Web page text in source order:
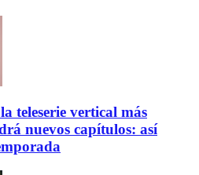
teleserie vertical más
nuevos capítulos: así